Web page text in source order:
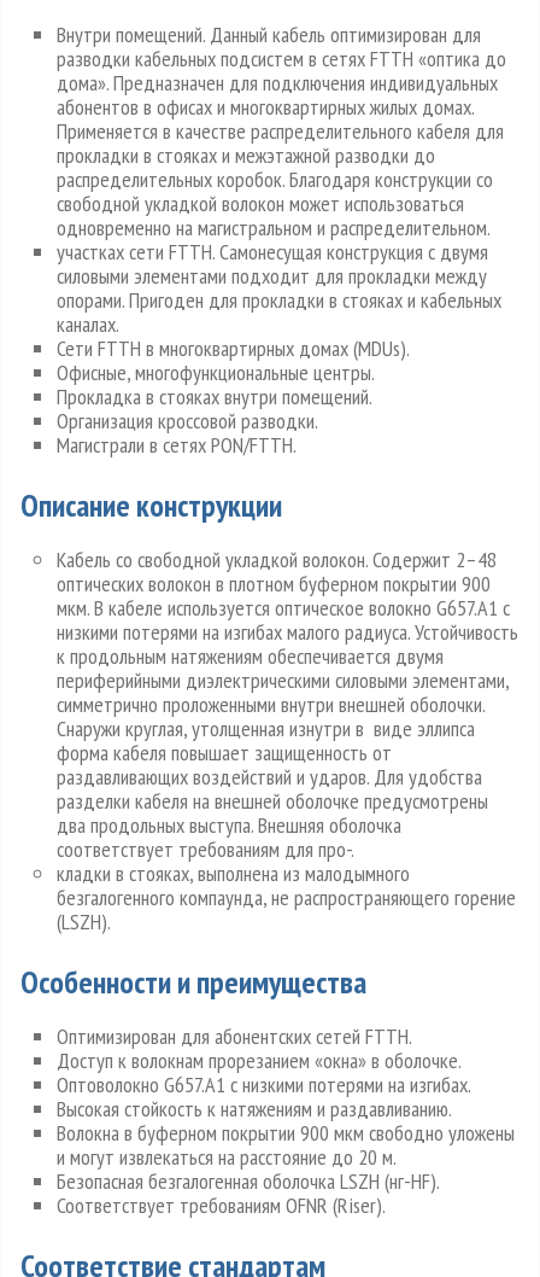
Внутри помещений. Данный кабель оптимизирован для
разводки кабельных подсистем в сетях FTTH «оптика до
дома». Предназначен для подключения индивидуальных
абонентов в офисах и многоквартирных жилых домах.
Применяется в качестве распределительного кабеля для
прокладки в стояках и межэтажной разводки до
распределительных коробок. Благодаря конструкции со
свободной укладкой волокон может использоваться
одновременно на магистральном и распределительном.
участках сети FTTH. Самонесущая конструкция с двумя
силовыми элементами подходит для прокладки между
опорами. Пригоден для прокладки в стояках и кабельных
каналах.
Сети FTTH в многоквартирных домах (MDUs).
Офисные, многофункциональные центры.
Прокладка в стояках внутри помещений.
Организация кроссовой разводки.
Магистрали в сетях PON/FTTH.
Описание конструкции
Кабель со свободной укладкой волокон. Содержит 2–48
оптических волокон в плотном буферном покрытии 900
мкм. В кабеле используется оптическое волокно G657.А1 с
низкими потерями на изгибах малого радиуса. Устойчивость
к продольным натяжениям обеспечивается двумя
периферийными диэлектрическими силовыми элементами,
симметрично проложенными внутри внешней оболочки.
Снаружи круглая, утолщенная изнутри в виде эллипса
форма кабеля повышает защищенность от
раздавливающих воздействий и ударов. Для удобства
разделки кабеля на внешней оболочке предусмотрены
два продольных выступа. Внешняя оболочка
соответствует требованиям для про-.
кладки в стояках, выполнена из малодымного
безгалогенного компаунда, не распространяющего горение
(LSZH).
Особенности и преимущества
Оптимизирован для абонентских сетей FTTH.
Доступ к волокнам прорезанием «окна» в оболочке.
Оптоволокно G657.А1 с низкими потерями на изгибах.
Высокая стойкость к натяжениям и раздавливанию.
Волокна в буферном покрытии 900 мкм свободно уложены
и могут извлекаться на расстояние до 20 м.
Безопасная безгалогенная оболочка LSZH (нг-HF).
Соответствует требованиям OFNR (Riser).
Соответствие стандартам